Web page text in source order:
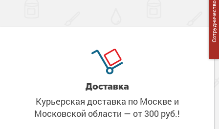
Доставка
Курьерская доставка по Москве и
Московской области — от 300 руб.!
Сотрудничество